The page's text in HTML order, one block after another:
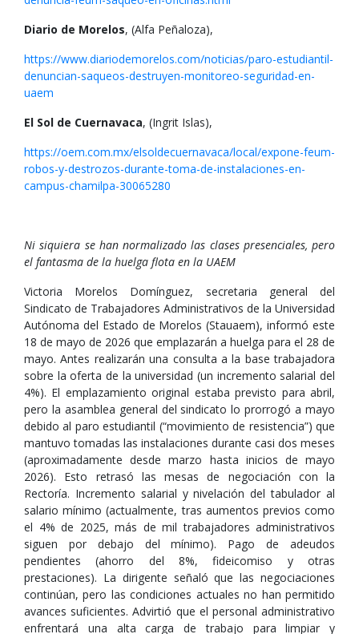
Diario de Morelos, (Alfa Peñaloza),
https://www.diariodemorelos.com/noticias/paro-estudiantil-
denuncian-saqueos-destruyen-monitoreo-seguridad-en-
uaem
El Sol de Cuernavaca, (Ingrit Islas),
https://oem.com.mx/elsoldecuernavaca/local/expone-feum-
robos-y-destrozos-durante-toma-de-instalaciones-en-
campus-chamilpa-30065280
Ni siquiera se han normalizado las clases presenciales, pero
el fantasma de la huelga flota en la UAEM
Victoria Morelos Domínguez, secretaria general del
Sindicato de Trabajadores Administrativos de la Universidad
Autónoma del Estado de Morelos (Stauaem), informó este
18 de mayo de 2026 que emplazarán a huelga para el 28 de
mayo. Antes realizarán una consulta a la base trabajadora
sobre la oferta de la universidad (un incremento salarial del
4%). El emplazamiento original estaba previsto para abril,
pero la asamblea general del sindicato lo prorrogó a mayo
debido al paro estudiantil (“movimiento de resistencia”) que
mantuvo tomadas las instalaciones durante casi dos meses
(aproximadamente desde marzo hasta inicios de mayo
2026). Esto retrasó las mesas de negociación con la
Rectoría. Incremento salarial y nivelación del tabulador al
salario mínimo (actualmente, tras aumentos previos como
el 4% de 2025, más de mil trabajadores administrativos
siguen por debajo del mínimo). Pago de adeudos
pendientes (ahorro del 8%, fideicomiso y otras
prestaciones). La dirigente señaló que las negociaciones
continúan, pero las condiciones actuales no han permitido
avances suficientes. Advirtió que el personal administrativo
enfrentará una alta carga de trabajo para limpiar y